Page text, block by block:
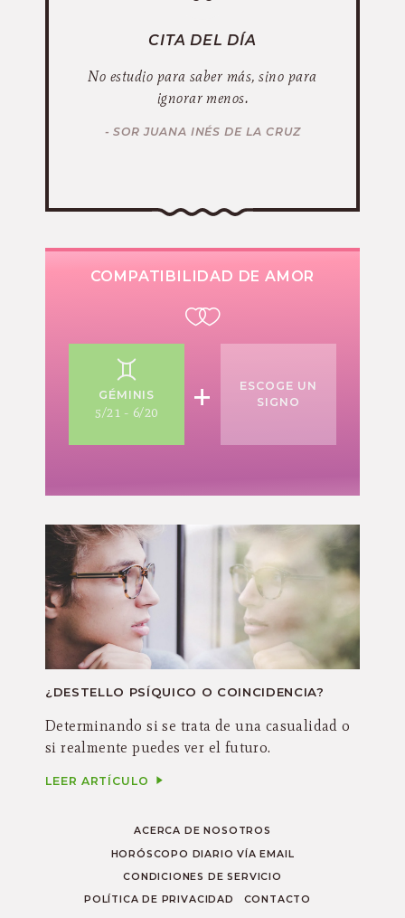
CITA DEL DÍA
No estudio para saber más, sino para
ignorar menos.
- SOR JUANA INÉS DE LA CRUZ
COMPATIBILIDAD DE AMOR
GÉMINIS
5/21 - 6/20 +
ESCOGE UN
SIGNO
¿DESTELLO PSÍQUICO O COINCIDENCIA?
Determinando si se trata de una casualidad o
si realmente puedes ver el futuro.
LEER ARTÍCULO
ACERCA DE NOSOTROS
HORÓSCOPO DIARIO VÍA EMAIL
CONDICIONES DE SERVICIO
POLÍTICA DE PRIVACIDAD
CONTACTO